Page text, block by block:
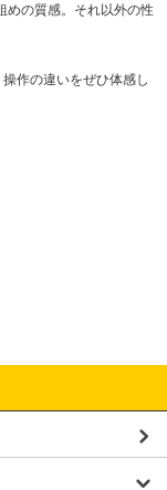
めの質感。それ以外の性
作の違いをぜひ体感し